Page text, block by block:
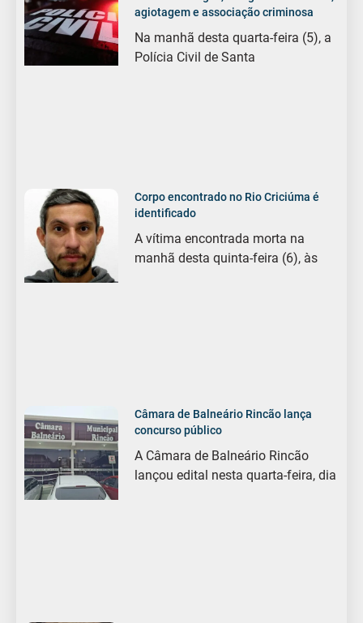
agiotagem e associação criminosa
Na manhã desta quarta-feira (5), a
Polícia Civil de Santa
Corpo encontrado no Rio Criciúma é
identificado
A vítima encontrada morta na
manhã desta quinta-feira (6), às
Câmara de Balneário Rincão lança
concurso público
A Câmara de Balneário Rincão
lançou edital nesta quarta-feira, dia